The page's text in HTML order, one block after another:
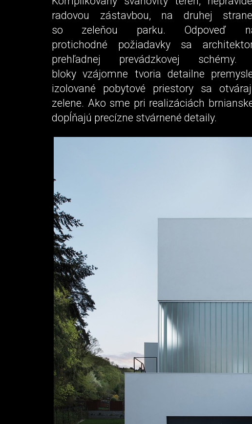
radovou zástavbou, na druhej
so zeleňou parku.
protichodné požiadavky sa
prehľadnej prevádzkovej schémy.
bloky vzájomne tvoria detailne
izolované pobytové priestory sa
zelene. Ako sme pri realizáciách
dopĺňajú precízne stvárnené detaily.